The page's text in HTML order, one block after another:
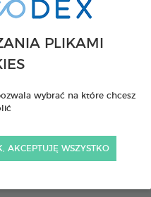
PLIKAMI
wybrać na które chcesz
AKCEPTUJĘ WSZYSTKO